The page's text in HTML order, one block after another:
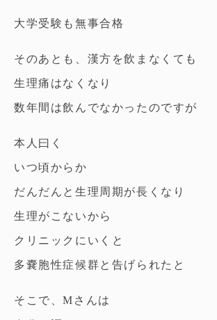
大学受験も無事合格
そのあとも、漢方を飲まなくても
生理痛はなくなり
数年間は飲んでなかったのですが
本人曰く
いつ頃からか
だんだんと生理周期が長くなり
生理がこないから
クリニックにいくと
多嚢胞性症候群と告げられたと
そこで、Mさんは